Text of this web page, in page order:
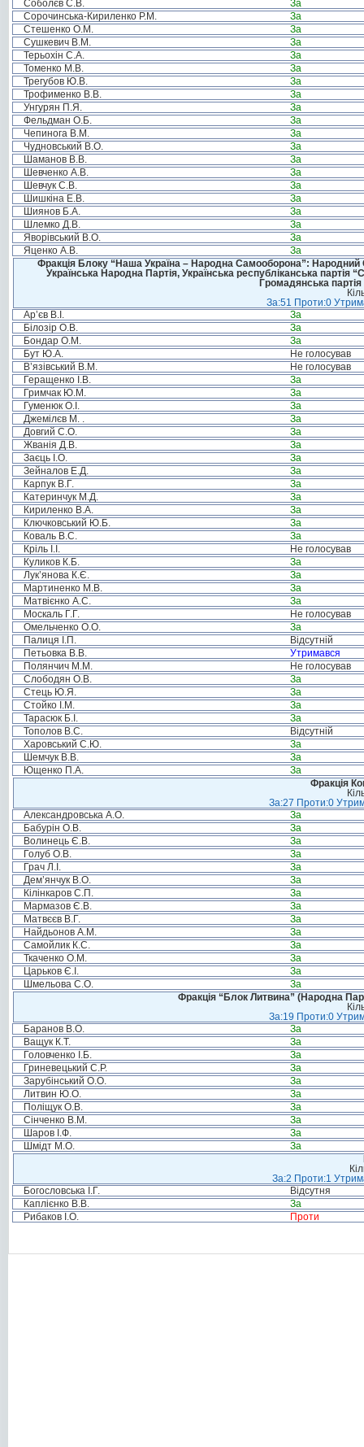
Соболєв С.В.
За
Сорочинська-Кириленко Р.М.
За
Стешенко О.М.
За
Сушкевич В.М.
За
Терьохін С.А.
За
Томенко М.В.
За
Трегубов Ю.В.
За
Трофименко В.В.
За
Унгурян П.Я.
За
Фельдман О.Б.
За
Чепинога В.М.
За
Чудновський В.О.
За
Шаманов В.В.
За
Шевченко А.В.
За
Шевчук С.В.
За
Шишкіна Е.В.
За
Шиянов Б.А.
За
Шлемко Д.В.
За
Яворівський В.О.
За
Яценко А.В.
За
Фракція Блоку “Наша Україна – Народна Самооборона”: Народний
Українська Народна Партія, Українська республіканська
Громадянська
За:51 Проти:0
Ар’єв В.І.
За
Білозір О.В.
За
Бондар О.М.
За
Бут Ю.А.
Не голосував
В’язівський В.М.
Не голосував
Геращенко І.В.
За
Гримчак Ю.М.
За
Гуменюк О.І.
За
Джемілєв М. .
За
Довгий С.О.
За
Жванія Д.В.
За
Заєць І.О.
За
Зейналов Е.Д.
За
Карпук В.Г.
За
Катеринчук М.Д.
За
Кириленко В.А.
За
Ключковський Ю.Б.
За
Коваль В.С.
За
Кріль І.І.
Не голосував
Куликов К.Б.
За
Лук’янова К.Є.
За
Мартиненко М.В.
За
Матвієнко А.С.
За
Москаль Г.Г.
Не голосував
Омельченко О.О.
За
Палиця І.П.
Відсутній
Петьовка В.В.
Утримався
Полянчич М.М.
Не голосував
Слободян О.В.
За
Стець Ю.Я.
За
Стойко І.М.
За
Тарасюк Б.І.
За
Тополов В.С.
Відсутній
Харовський С.Ю.
За
Шемчук В.В.
За
Ющенко П.А.
За
Фракція
За:27 Проти:0
Александровська А.О.
За
Бабурін О.В.
За
Волинець Є.В.
За
Голуб О.В.
За
Грач Л.І.
За
Дем’янчук В.О.
За
Кілінкаров С.П.
За
Мармазов Є.В.
За
Матвєєв В.Г.
За
Найдьонов А.М.
За
Самойлик К.С.
За
Ткаченко О.М.
За
Царьков Є.І.
За
Шмельова С.О.
За
Фракція “Блок Литвина” (Народна
За:19 Проти:0
Баранов В.О.
За
Ващук К.Т.
За
Головченко І.Б.
За
Гриневецький С.Р.
За
Зарубінський О.О.
За
Литвин Ю.О.
За
Поліщук О.В.
За
Сінченко В.М.
За
Шаров І.Ф.
За
Шмідт М.О.
За
За:2 Проти:1
Богословська І.Г.
Відсутня
Каплієнко В.В.
За
Рибаков І.О.
Проти